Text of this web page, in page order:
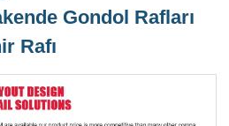
Gondol Rafları
Rafı